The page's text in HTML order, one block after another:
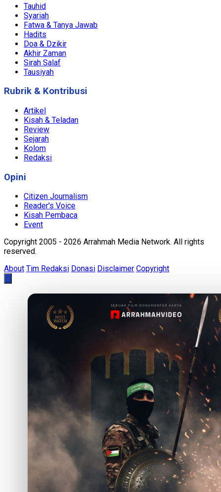
Tauhid
Syariah
Fatwa & Tanya Jawab
Hadits
Doa & Dzikir
Akhir Zaman
Sirah Salaf
Tausiyah
Rubrik & Kontribusi
Artikel
Kisah & Teladan
Review
Sejarah
Kolom
Redaksi
Opini
Citizen Journalism
Reader's Voice
Kisah Pembaca
Event
Copyright 2005 - 2026 Arrahmah Media Network. All rights
reserved.
About Tim Redaksi Donasi Disclaimer Copyright